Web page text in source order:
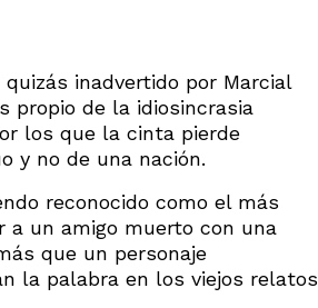
inadvertido por Marcial
propio de la idiosincrasia
los que la cinta pierde
y no de una nación.
reconocido como el más
a un amigo muerto con una
que un personaje
la palabra en los viejos relatos